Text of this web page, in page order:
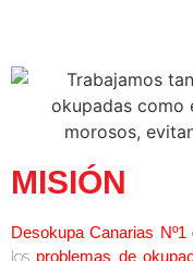
MISIÓN
Desokupa Canarias Nº1
los problemas de